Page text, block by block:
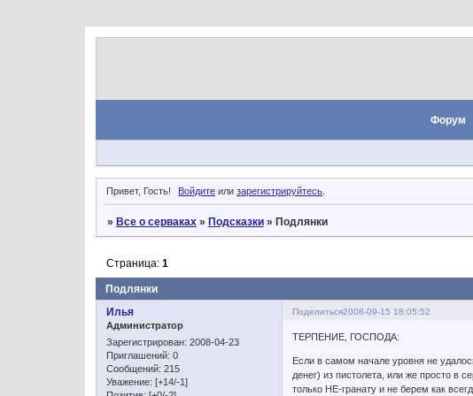
Форум
Привет, Гость! Войдите илизарегистрируйтесь.
» Все о серваках » Подсказки » Подлянки
Подлянки
Страница: 1
Поделиться2008-09-15 18:05:52
Илья
Администратор
Зарегистрирован: 2008-04-23
Приглашений: 0
Сообщений: 215
Уважение: [+14/-1]
ТЕРПЕНИЕ, ГОСПОДА:
Если в самом начале уровня не
денег) из пистолета, или же просто в
только HE-гранату и не берем как